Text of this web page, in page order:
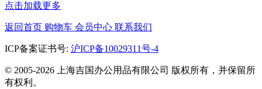
点击加载更多
返回首页 购物车 会员中心 联系我们
ICP备案证书号: 沪ICP备10029311号-4
© 2005-2026 上海吉国办公用品有限公司 版权所有，并保留所
有权利。